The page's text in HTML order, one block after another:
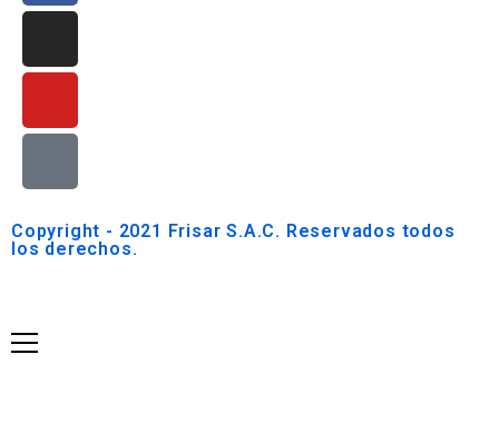
Copyright - 2021 Frisar S.A.C. Reservados todos
los derechos.